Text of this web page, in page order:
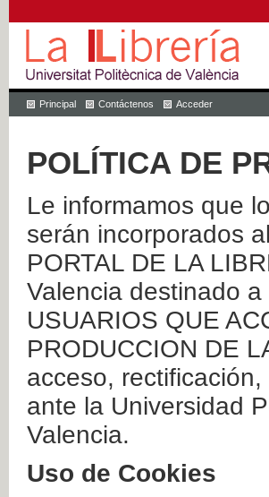
Principal Contáctenos Acceder
POLÍTICA DE
Le informamos que
serán incorporados
PORTAL DE LA
Valencia destinado
USUARIOS QUE
PRODUCCION DE
acceso,
ante la Universidad
Valencia.
Uso de Cookies